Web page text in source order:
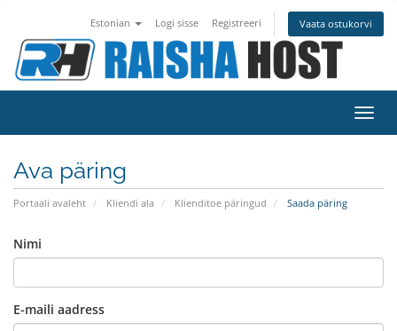
Estonian Logi sisse Registreeri Vaata ostukorvi
Ava päring
Portaali avaleht Kliendi ala Klienditoe päringud Saada päring
Nimi
E-maili aadress